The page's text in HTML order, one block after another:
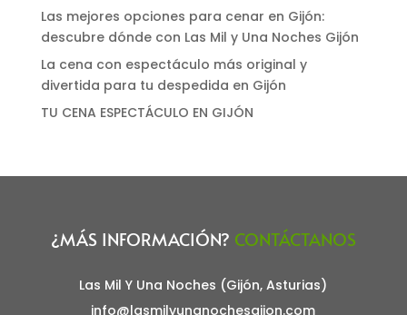
Las mejores opciones para cenar en Gijón:
descubre dónde con Las Mil y Una Noches Gijón
La cena con espectáculo más original y
divertida para tu despedida en Gijón
TU CENA ESPECTÁCULO EN GIJÓN
¿MÁS INFORMACIÓN? CONTÁCTANOS
Las Mil Y Una Noches (Gijón, Asturias)
info@lasmilyunanochesgijon.com